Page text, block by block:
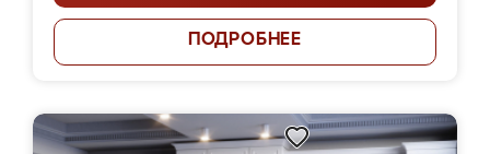
ПОДРОБНЕЕ